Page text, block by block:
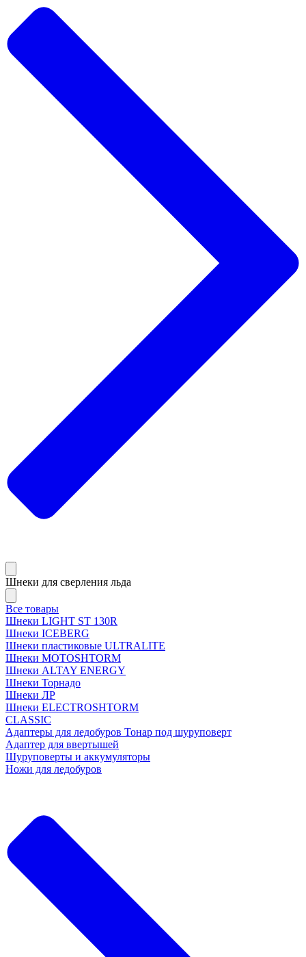
Шнеки для сверления льда
Все товары
Шнеки LIGHT ST 130R
Шнеки ICEBERG
Шнеки пластиковые ULTRALITE
Шнеки MOTOSHTORM
Шнеки ALTAY ENERGY
Шнеки Торнадо
Шнеки ЛР
Шнеки ELECTROSHTORM
CLASSIC
Адаптеры для ледобуров Тонар под шуруповерт
Адаптер для ввертышей
Шуруповерты и аккумуляторы
Ножи для ледобуров